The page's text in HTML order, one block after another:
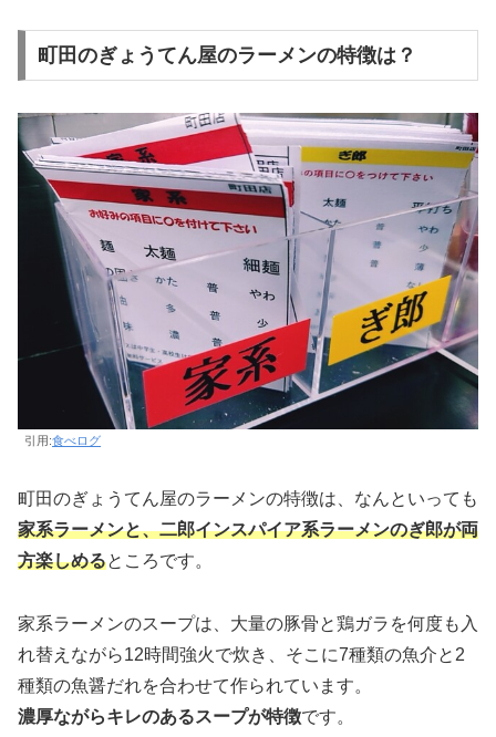
町田のぎょうてん屋のラーメンの特徴は？
引用:食べログ
町田のぎょうてん屋のラーメンの特徴は、なんといっても
家系ラーメンと、二郎インスパイア系ラーメンのぎ郎が両
方楽しめるところです。
家系ラーメンのスープは、大量の豚骨と鶏ガラを何度も入
れ替えながら12時間強火で炊き、そこに7種類の魚介と2
種類の魚醤だれを合わせて作られています。
濃厚ながらキレのあるスープが特徴です。